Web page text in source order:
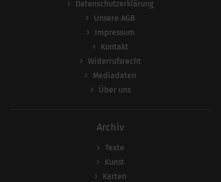
Datenschutzerklärung
Unsere AGB
Impressum
Kontakt
Widerrufsrecht
Mediadaten
Über uns
Archiv
Texte
Kunst
Karten